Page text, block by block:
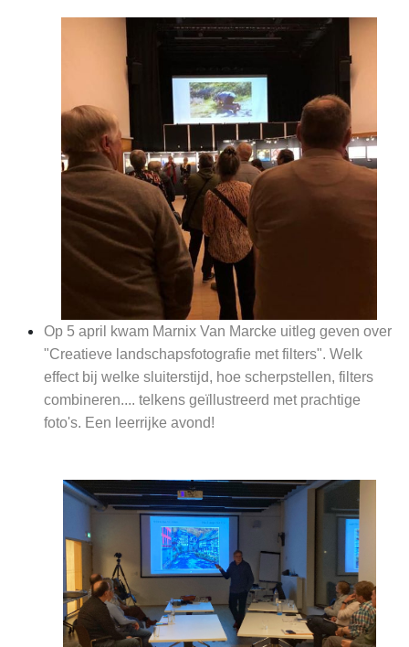
Op 5 april kwam Marnix Van Marcke uitleg geven over
"Creatieve landschapsfotografie met filters". Welk
effect bij welke sluiterstijd, hoe scherpstellen, filters
combineren.... telkens geïllustreerd met prachtige
foto's. Een leerrijke avond!